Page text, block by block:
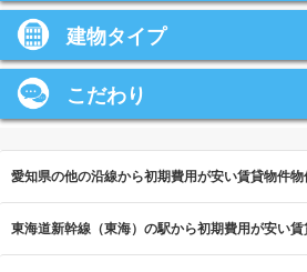
建物タイプ
こだわり
愛知県の他の沿線から初期費用が安い賃貸物件物
東海道新幹線（東海）の駅から初期費用が安い